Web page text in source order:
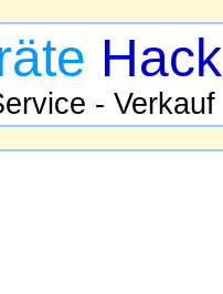
Hack
- Verkauf